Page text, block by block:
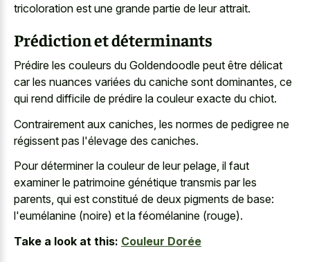
tricoloration est une grande partie de leur attrait.
Prédiction et déterminants
Prédire les couleurs du Goldendoodle peut être délicat
car les nuances variées du caniche sont dominantes, ce
qui rend difficile de prédire la couleur exacte du chiot.
Contrairement aux caniches, les normes de pedigree ne
régissent pas l'élevage des caniches.
Pour déterminer la couleur de leur pelage, il faut
examiner le patrimoine génétique transmis par les
parents, qui est constitué de deux pigments de base:
l'eumélanine (noire) et la féomélanine (rouge).
Take a look at this: Couleur Dorée